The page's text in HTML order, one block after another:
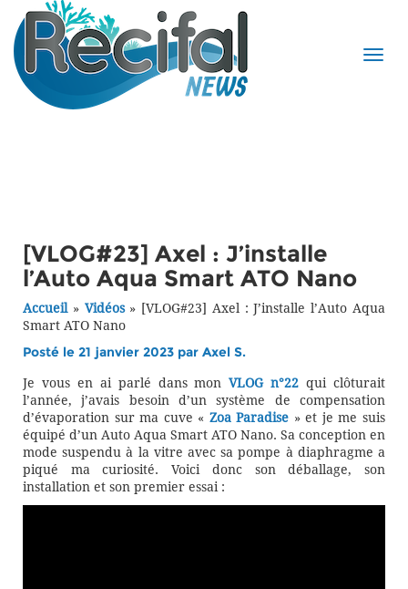
[VLOG#23] Axel : J’installe
l’Auto Aqua Smart ATO Nano
Accueil» Vidéos» [VLOG#23] Axel : J’installe l’Auto Aqua
Smart ATO Nano
Posté le 21 janvier 2023 par Axel S.
Je vous en ai parlé dans monVLOG n°22 qui clôturait
l’année, j’avais besoin d’un système de compensation
d’évaporation sur ma cuve « Zoa Paradise » et je me suis
équipé d’un Auto Aqua Smart ATO Nano. Sa conception en
mode suspendu à la vitre avec sa pompe à diaphragme a
piqué ma curiosité. Voici donc son déballage, son
installation et son premier essai :